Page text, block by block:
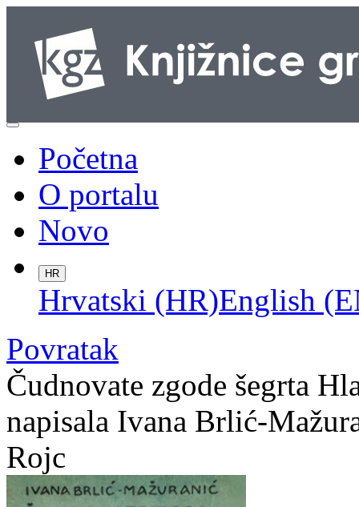
Početna
O portalu
Novo
HR
Hrvatski (HR)English
Povratak
Čudnovate zgode šegrta
napisala Ivana Brlić-
Rojc